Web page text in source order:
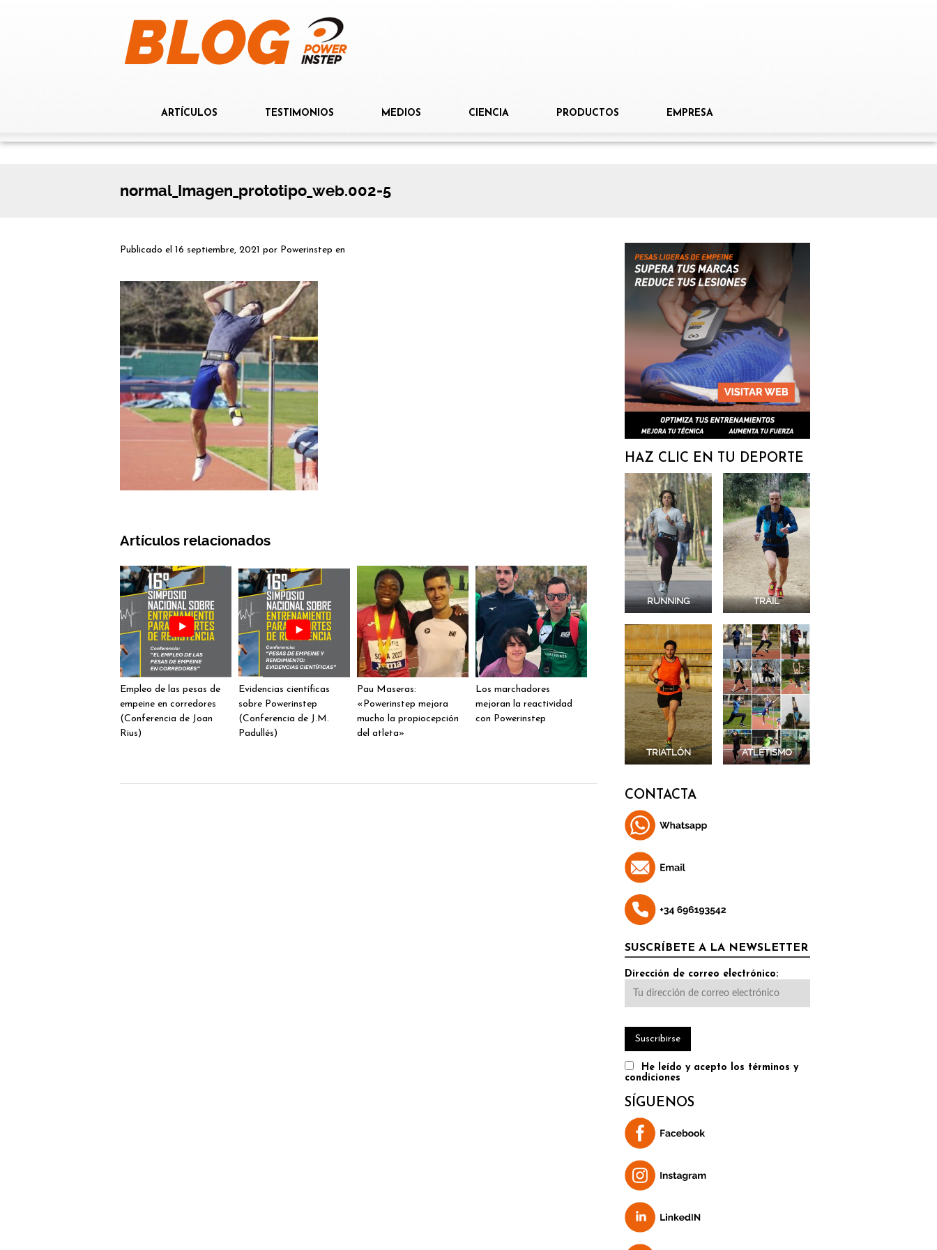
ARTÍCULOS TESTIMONIOS MEDIOS CIENCIA PRODUCTOS EMPRESA
normal_Imagen_prototipo_web.002-5
Publicado el 16 septiembre, 2021 por Powerinstep en
Artículos relacionados
Empleo de las pesas de
empeine en corredores
(Conferencia de Joan
Rius)
Evidencias científicas
sobre Powerinstep
(Conferencia de J.M.
Padullés)
Pau Maseras:
«Powerinstep mejora
mucho la propiocepción
del atleta»
Los marchadores
mejoran la reactividad
con Powerinstep
HAZ CLIC EN TU DEPORTE
RUNNING TRAIL
TRIATLÓN ATLETISMO
CONTACTA
SUSCRÍBETE A LA NEWSLETTER
Dirección de correo electrónico:
He leído y acepto los términos y
condiciones
SÍGUENOS